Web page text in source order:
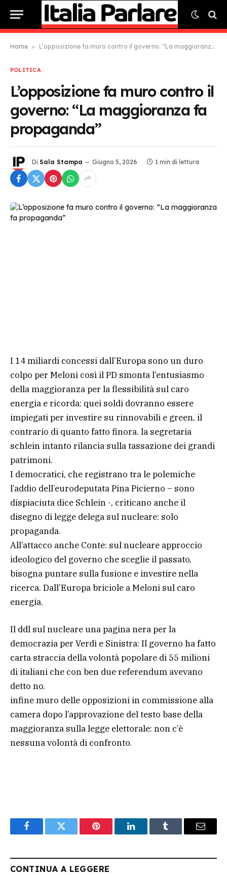
Home » L’opposizione fa muro contro il governo: “La maggioranza fa propaganda”
POLITICA
L’opposizione fa muro contro il
governo: “La maggioranza fa
propaganda”
Di Sala Stampa Giugno 5, 2026 1 min di lettura
I 14 miliardi concessi dall’Europa sono un duro
colpo per Meloni così il PD smonta l’entusiasmo
della maggioranza per la flessibilità sul caro
energia e ricorda: quei soldi dovranno essere
impiegati per investire su rinnovabili e green, il
contrario di quanto fatto finora. la segretaria
schlein intanto rilancia sulla tassazione dei grandi
patrimoni.
I democratici, che registrano tra le polemiche
l’addio dell’eurodeputata Pina Picierno – sono
dispiaciuta dice Schlein -, criticano anche il
disegno di legge delega sul nucleare: solo
propaganda.
All’attacco anche Conte: sul nucleare approccio
ideologico del governo che sceglie il passato,
bisogna puntare sulla fusione e investire nella
ricerca. Dall’Europa briciole a Meloni sul caro
energia.
Il ddl sul nucleare una pagina nera per la
democrazia per Verdi e Sinistra: Il governo ha fatto
carta straccia della volontà popolare di 55 milioni
di italiani che con ben due referendum avevano
detto no.
infine muro delle opposizioni in commissione alla
camera dopo l’approvazione del testo base della
maggioranza sulla legge elettorale: non c’è
nessuna volontà di confronto.
FacebookTwitter Pinterest LinkedInTumblr Email
CONTINUA A LEGGERE